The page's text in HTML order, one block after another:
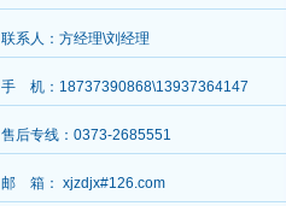
联系人：方经理\刘经理
手 机：18737390868\13937364147
售后专线：0373-2685551
邮 箱： xjzdjx#126.com